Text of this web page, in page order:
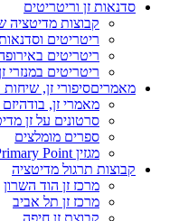
סדנאות זן וריטריטים
קבוצות מדיטציה
ריטריטים וסדנאות
ריטריטים
ריטריטים במנזרי
מאמריםסיפורי זן,
מאמרי זן,
סרטונים על זן
ספרים מומלצים
מגזין Primary Point
קבוצות תרגול מדיטציה
מרכז זן הוד השרון
מרכז זן תל אביב
קבוצת זן חיפה